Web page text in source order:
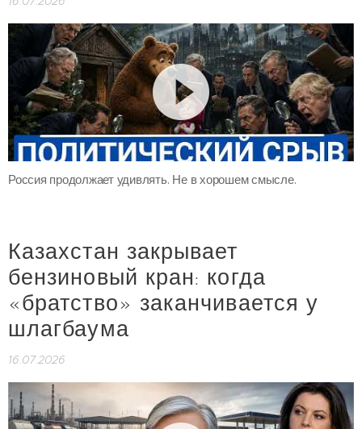
Россия продолжает удивлять. Не в хорошем смысле.
Казахстан закрывает
бензиновый кран: когда
«братство» заканчивается у
шлагбаума
16.07.2026